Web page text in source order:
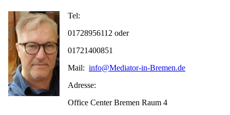
Tel:
01728956112 oder
01721400851
Mail: info@Mediator-in-Bremen.de
Adresse:
Office Center Bremen Raum 4